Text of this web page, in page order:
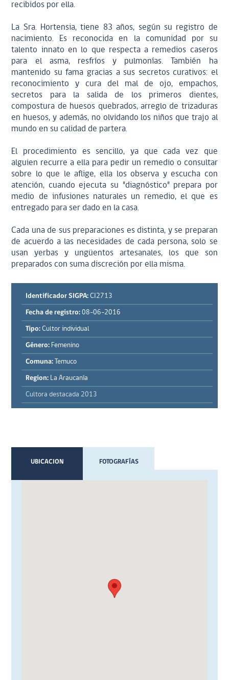
recibidos por ella.
La Sra. Hortensia, tiene 83 años, según su registro de
nacimiento. Es reconocida en la comunidad por su
talento innato en lo que respecta a remedios caseros
para el asma, resfríos y pulmonías. También ha
mantenido su fama gracias a sus secretos curativos: el
reconocimiento y cura del mal de ojo, empachos,
secretos para la salida de los primeros dientes,
compostura de huesos quebrados, arreglo de trizaduras
en huesos, y además, no olvidando los niños que trajo al
mundo en su calidad de partera.
El procedimiento es sencillo, ya que cada vez que
alguien recurre a ella para pedir un remedio o consultar
sobre lo que le aflige, ella los observa y escucha con
atención, cuando ejecuta su "diagnóstico" prepara por
medio de infusiones naturales un remedio, el que es
entregado para ser dado en la casa.
Cada una de sus preparaciones es distinta, y se preparan
de acuerdo a las necesidades de cada persona, solo se
usan yerbas y ungüentos artesanales, los que son
preparados con suma discreción por ella misma.
Identificador SIGPA: CI2713
Fecha de registro: 08-06-2016
Tipo: Cultor individual
Género: Femenino
Comuna: Temuco
Region: La Araucanía
Cultora destacada 2013
UBICACION FOTOGRAFÍAS